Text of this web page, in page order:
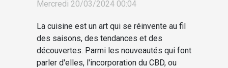
quotidienne
Mercredi 20/03/2024 00:04
La cuisine est un art qui se réinvente au fil
des saisons, des tendances et des
découvertes. Parmi les nouveautés qui font
parler d'elles, l'incorporation du CBD, ou